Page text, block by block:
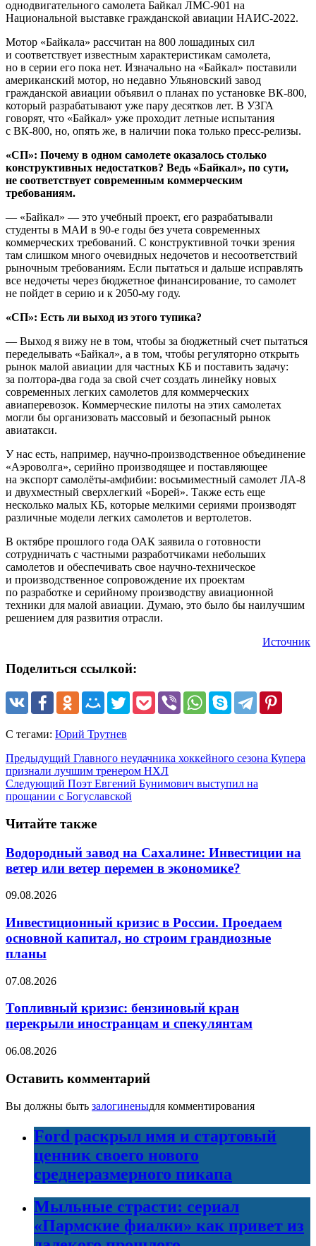
Мотор «Байкала» рассчитан на 800 лошадиных сил
и соответствует известным характеристикам самолета,
но в серии его пока нет. Изначально на «Байкал» поставили
американский мотор, но недавно Ульяновский завод
гражданской авиации объявил о планах по установке ВК-800,
который разрабатывают уже пару десятков лет. В УЗГА
говорят, что «Байкал» уже проходит летные испытания
с ВК-800, но, опять же, в наличии пока только пресс-релизы.
«СП»: Почему в одном самолете оказалось столько
конструктивных недостатков? Ведь «Байкал», по сути,
не соответствует современным коммерческим
требованиям.
— «Байкал» — это учебный проект, его разрабатывали
студенты в МАИ в 90-е годы без учета современных
коммерческих требований. С конструктивной точки зрения
там слишком много очевидных недочетов и несоответствий
рыночным требованиям. Если пытаться и дальше исправлять
все недочеты через бюджетное финансирование, то самолет
не пойдет в серию и к 2050-му году.
«СП»: Есть ли выход из этого тупика?
— Выход я вижу не в том, чтобы за бюджетный счет пытаться
переделывать «Байкал», а в том, чтобы регуляторно открыть
рынок малой авиации для частных КБ и поставить задачу:
за полтора-два года за свой счет создать линейку новых
современных легких самолетов для коммерческих
авиаперевозок. Коммерческие пилоты на этих самолетах
могли бы организовать массовый и безопасный рынок
авиатакси.
У нас есть, например, научно-производственное объединение
«Аэроволга», серийно производящее и поставляющее
на экспорт самолёты-амфибии: восьмиместный самолет ЛА-8
и двухместный сверхлегкий «Борей». Также есть еще
несколько малых КБ, которые мелкими сериями производят
различные модели легких самолетов и вертолетов.
В октябре прошлого года ОАК заявила о готовности
сотрудничать с частными разработчиками небольших
самолетов и обеспечивать свое научно-техническое
и производственное сопровождение их проектам
по разработке и серийному производству авиационной
техники для малой авиации. Думаю, это было бы наилучшим
решением для развития отрасли.
Источник
Поделиться ссылкой:
С тегами: Юрий Трутнев
Предыдущий Главного неудачника хоккейного сезона Купера
признали лучшим тренером НХЛ
Следующий Поэт Евгений Бунимович выступил на
прощании с Богуславской
Читайте также
Водородный завод на Сахалине: Инвестиции на
ветер или ветер перемен в экономике?
09.08.2026
Инвестиционный кризис в России. Проедаем
основной капитал, но строим грандиозные
планы
07.08.2026
Топливный кризис: бензиновый кран
перекрыли иностранцам и спекулянтам
06.08.2026
Оставить комментарий
Вы должны быть залогиненыдля комментирования
Ford раскрыл имя и стартовый
ценник своего нового
среднеразмерного пикапа
Мыльные страсти: сериал
«Пармские фиалки» как привет из